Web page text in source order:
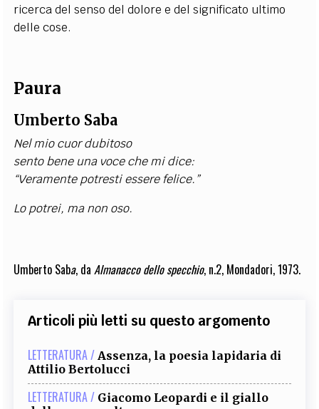
ricerca del senso del dolore e del significato ultimo
delle cose.
Paura
Umberto Saba
Nel mio cuor dubitoso
sento bene una voce che mi dice:
“Veramente potresti essere felice.”
Lo potrei, ma non oso.
Umberto Saba, da Almanacco dello specchio, n.2, Mondadori, 1973.
Articoli più letti su questo argomento
LETTERATURA / Assenza, la poesia lapidaria di
Attilio Bertolucci
LETTERATURA / Giacomo Leopardi e il giallo